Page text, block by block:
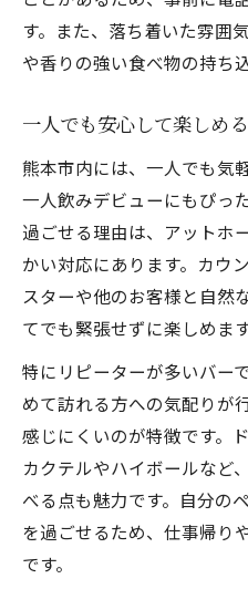
す。また、落ち着いた雰囲
や香りの強い食べ物の持ち
一人でも安心して楽しめ
熊本市内には、一人でも気
一人飲みデビューにもぴっ
過ごせる理由は、アットホ
かい対応にあります。カウ
スターや他のお客様と自然
てでも緊張せずに楽しめます
特にリピーターが多いバー
めて訪れる方への気配りが
感じにくいのが特徴です。
カクテルやハイボールなど
べる点も魅力です。自分の
を過ごせるため、仕事帰り
です。